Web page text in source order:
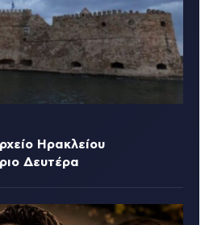
Ηρακλείου
Δευτέρα